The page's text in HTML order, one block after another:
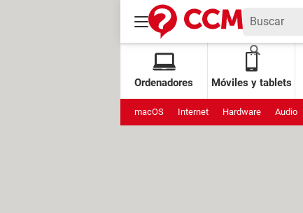
Ordenadores Móviles y tablets
macOS Internet Hardware Audio